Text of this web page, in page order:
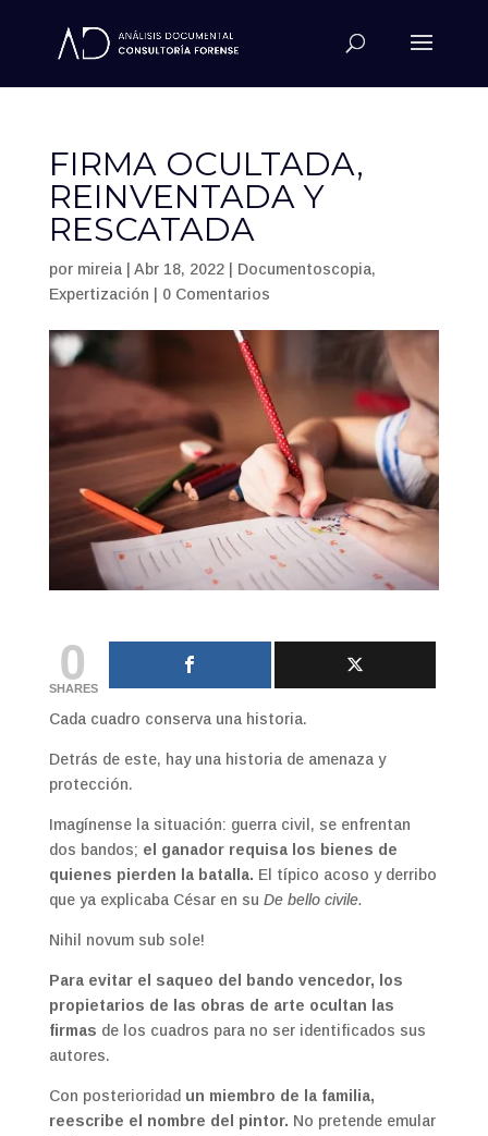
FIRMA OCULTADA,
REINVENTADA Y
RESCATADA
por mireia| Abr 18, 2022| Documentoscopia,
Expertización
0 Comentarios
0
SHARES
Cada cuadro conserva una historia.
Detrás de este, hay una historia de amenaza y
protección.
Imagínense la situación: guerra civil, se enfrentan
dos bandos; el ganador requisa los bienes de
quienes pierden la batalla. El típico acoso y derribo
que ya explicaba César en su De bello civile.
Nihil novum sub sole!
Para evitar el saqueo del bando vencedor, los
propietarios de las obras de arte ocultan las
firmas de los cuadros para no ser identificados sus
autores.
Con posterioridad un miembro de la familia,
reescribe el nombre del pintor. No pretende emular